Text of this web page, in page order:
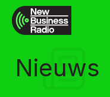
Nieuws